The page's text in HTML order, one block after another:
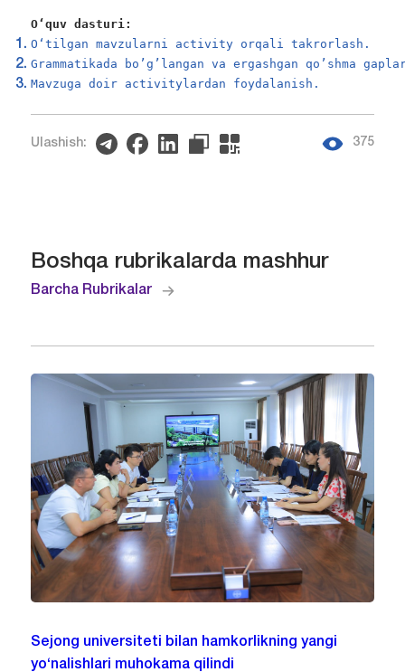
O‘quv dasturi:
O‘tilgan mavzularni activity orqali takrorlash.
Grammatikada bo’g’langan va ergashgan qo’shma
Mavzuga doir activitylardan foydalanish.
Ulashish: 375
Boshqa rubrikalarda mashhur
Barcha Rubrikalar
Sejong universiteti bilan hamkorlikning yangi
yo‘nalishlari muhokama qilindi